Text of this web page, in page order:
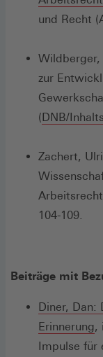
und Recht
Wildberger,
zur
(DNB/
Zachert,
104-109.
Beiträge mit
Diner, Dan:
Erinnerung
in
,
Impulse für